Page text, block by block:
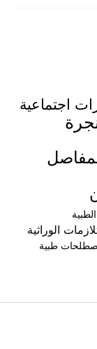
اجتماعية
الوراثية
طبية